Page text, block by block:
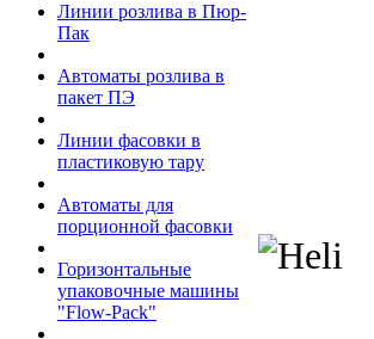
Линии розлива в Пюр-
Пак
Автоматы розлива в
пакет ПЭ
Линии фасовки в
пластиковую тару
Автоматы для
порционной фасовки
Горизонтальные
упаковочные машины
"Flow-Pack"